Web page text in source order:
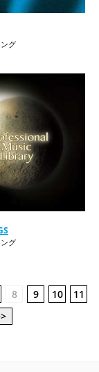
グ
グ
8 9 10
11